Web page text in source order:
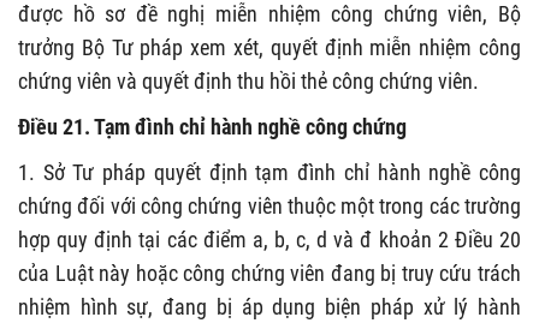
được hồ sơ đề nghị miễn nhiệm công chứng viên, Bộ
trưởng Bộ Tư pháp xem xét, quyết định miễn nhiệm công
chứng viên và quyết định thu hồi thẻ công chứng viên.
Điều 21. Tạm đình chỉ hành nghề công chứng
1. Sở Tư pháp quyết định tạm đình chỉ hành nghề công
chứng đối với công chứng viên thuộc một trong các trường
hợp quy định tại các điểm a, b, c, d và đ khoản 2 Điều 20
của Luật này hoặc công chứng viên đang bị truy cứu trách
nhiệm hình sự, đang bị áp dụng biện pháp xử lý hành